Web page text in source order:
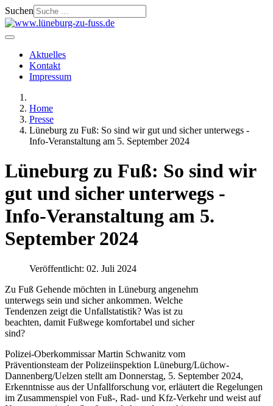
Suchen
Aktuelles
Kontakt
Impressum
Home
Presse
Lüneburg zu Fuß: So sind wir gut und sicher unterwegs -
Info-Veranstaltung am 5. September 2024
Lüneburg zu Fuß: So sind wir
gut und sicher unterwegs -
Info-Veranstaltung am 5.
September 2024
Veröffentlicht: 02. Juli 2024
Zu Fuß Gehende möchten in Lüneburg angenehm
unterwegs sein und sicher ankommen. Welche
Tendenzen zeigt die Unfallstatistik? Was ist zu
beachten, damit Fußwege komfortabel und sicher
sind?
Polizei-Oberkommissar Martin Schwanitz vom
Präventionsteam der Polizeiinspektion Lüneburg/Lüchow-
Dannenberg/Uelzen stellt am Donnerstag, 5. September 2024,
Erkenntnisse aus der Unfallforschung vor, erläutert die Regelungen
im Zusammenspiel von Fuß-, Rad- und Kfz-Verkehr und weist auf